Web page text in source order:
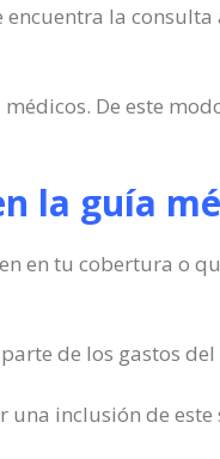
la consulta
De este
la guía
en tu cobertura o
de los gastos
inclusión de este